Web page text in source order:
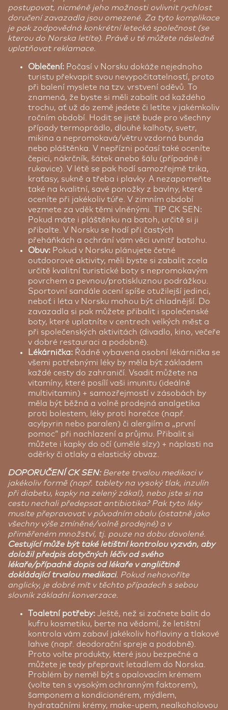
postupovat, nicméně jeho možnosti ovlivnit rychlost
doručení zavazadla jsou omezené. Za tyto komplikace
je pak zodpovědná konkrétní letecká společnost (se
kterou do Norska letíte). Právě u té můžete následně
uplatňovat reklamace.
Oblečení: Počasí v Norsku dokáže nejednoho
turistu překvapit svou nevypočitatelností, proto
při balení myslete na tzv. vrstvení oděvů. To
znamená, že byste si měli zabalit od každého
trochu, ať už do země jedete či letíte v jakémkoliv
ročním období. Hodit se jistě bude pro všechny
případy termoprádlo, dlouhé kalhoty, svetr,
mikina a nepromokavá/větru vzdorná bunda
nebo pláštěnka. V nepřízni počasí také oceníte
čepici, nákrčník, šátek anebo šálu (případně i
rukavice). V létě se pak hodí samozřejmě trika,
kraťasy, sukně a třeba i plavky. A nezapomeňte
také na kvalitní, savé ponožky z bavlny, které
oceníte při jakékoliv túře. V zimním období
vezmete za vděk těmi vlněnými. TIP CK SEN:
Pokud máte i pláštěnku na batoh, určitě si ji
přibalte. V Norsku se hodí při častých
přeháňkách a ochrání vám věci uvnitř batohu.
Obuv: Pokud v Norsku plánujete četné
outdoorové aktivity, měli byste si zabalit zcela
určitě kvalitní turistické boty s nepromokavým
povrchem a pevnou/protiskluznou podrážkou.
Sportovní sandále ocení spíše otužilejší jedinci,
neboť i léta v Norsku mohou být chladnější. Do
zavazadla si pak můžete přibalit i společenské
boty, které uplatníte v centrech velkých měst a
při společenských aktivitách (divadlo, kino, večeře
v dobré restauraci a podobně).
Lékárnička: Řádně vybavená osobní lékárnička se
všemi potřebnými léky by měla být základem
každé cesty do zahraničí. Vsadit můžete na
vitamíny, které posílí vaši imunitu (ideálně
multivitamin) + samozřejmostí v zásobách by
měla být běžná a volně prodejná analgetika
proti bolestem, léky proti horečce (např.
acylpyrin nebo paralen) či alergiím a „první
pomoc“ při nachlazení a průjmu. Přibalit si
můžete i kapky do očí (umělé slzy) + náplasti na
oděrky či otlaky a elastický obvaz.
DOPORUČENÍ CK SEN:Berete trvalou medikaci v
jakékoliv formě (např. tablety na vysoký tlak, inzulín
při diabetu, kapky na zelený zákal), nebo jste si na
cestu nechali předepsat antibiotika? Pak tyto léky
musíte přepravovat v původním obalu (ostatně jako
všechny výše zmíněné/volně prodejné) a v
přiměřeném množství, tj. pouze na dobu dovolené.
Cestující může být také letištní kontrolou vyzván, aby
doložil předpis dotyčných léčiv od svého
lékaře/případně dopis od lékaře v angličtině
dokládající trvalou medikaci. Pokud nehovoříte
anglicky, je dobré mít v těchto případech s sebou
slovník základní konverzace.
Toaletní potřeby: Ještě, než si začnete balit do
kufru kosmetiku, berte na vědomí, že letištní
kontrola vám zabaví jakékoliv hořlaviny a tlakové
lahve (např. deodorační spreje a podobně).
Proto volte produkty, které jsou bezpečné a
můžete je tedy přepravit letadlem do Norska.
Problém by neměl být s opalovacím krémem
(volte ten s vysokým ochranným faktorem),
šamponem a kondicionérem, mýdlem,
hydratačními krémy, make-upem, nealkoholovou